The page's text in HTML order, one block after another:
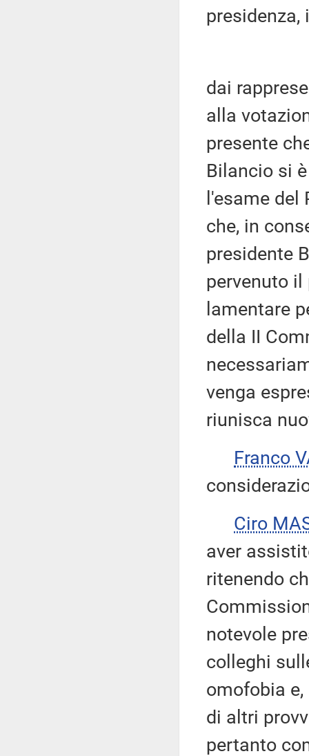
presidenza,
dai
alla
presente
Bilancio si
l'esame
che, in
presidente
pervenuto
lamentare
della II
venga
riunisca
Franco
Ciro
aver
ritenendo
notevole
colleghi
omofobia
di altri
pertanto